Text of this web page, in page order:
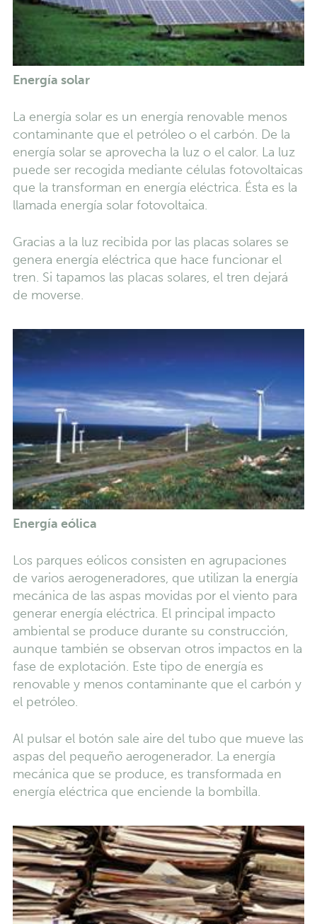
Energía solar
La energía solar es un energía renovable menos
contaminante que el petróleo o el carbón. De la
energía solar se aprovecha la luz o el calor. La luz
puede ser recogida mediante células fotovoltaicas
que la transforman en energía eléctrica. Ésta es la
llamada energía solar fotovoltaica.
Gracias a la luz recibida por las placas solares se
genera energía eléctrica que hace funcionar el
tren. Si tapamos las placas solares, el tren dejará
de moverse.
Energía eólica
Los parques eólicos consisten en agrupaciones
de varios aerogeneradores, que utilizan la energía
mecánica de las aspas movidas por el viento para
generar energía eléctrica. El principal impacto
ambiental se produce durante su construcción,
aunque también se observan otros impactos en la
fase de explotación. Este tipo de energía es
renovable y menos contaminante que el carbón y
el petróleo.
Al pulsar el botón sale aire del tubo que mueve las
aspas del pequeño aerogenerador. La energía
mecánica que se produce, es transformada en
energía eléctrica que enciende la bombilla.